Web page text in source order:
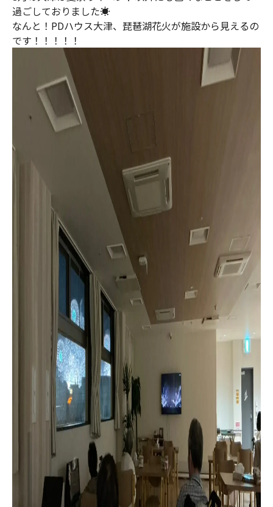
過ごしておりました☀️
なんと！PDハウス大津、琵琶湖花火が施設から見えるの
です！！！！！